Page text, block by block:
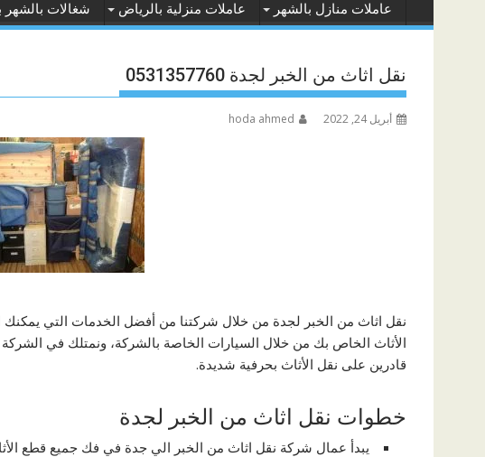
عاملات منازل بالشهر عاملات منزلية بالرياض شغالات بالشهر
نقل اثاث من الخبر لجدة 0531357760
أبريل 24, 2022 hoda ahmed
نقل اثاث من الخبر لجدة من خلال شركتنا من أفضل الخدمات التي يمكنك
الأثاث الخاص بك من خلال السيارات الخاصة بالشركة، ونمتلك في الشركة خبرة أكثر من 20 عام
قادرين على نقل الأثاث بحرفية شديدة.
خطوات نقل اثاث من الخبر لجدة
يبدأ عمال شركة نقل اثاث من الخبر الي جدة في فك جميع قطع